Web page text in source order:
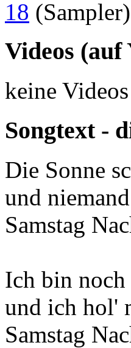
18 (Sampler)
Videos (auf
keine
Songtext -
Die Sonne
und
Samstag
Ich bin
und ich hol'
Samstag